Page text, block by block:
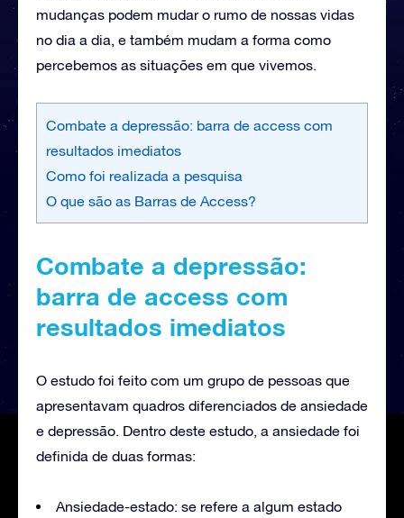
mudanças podem mudar o rumo de nossas vidas
no dia a dia, e também mudam a forma como
percebemos as situações em que vivemos.
Combate a depressão: barra de access com
resultados imediatos
Como foi realizada a pesquisa
O que são as Barras de Access?
Combate a depressão:
barra de access com
resultados imediatos
O estudo foi feito com um grupo de pessoas que
apresentavam quadros diferenciados de ansiedade
e depressão. Dentro deste estudo, a ansiedade foi
definida de duas formas:
Ansiedade-estado: se refere a algum estado